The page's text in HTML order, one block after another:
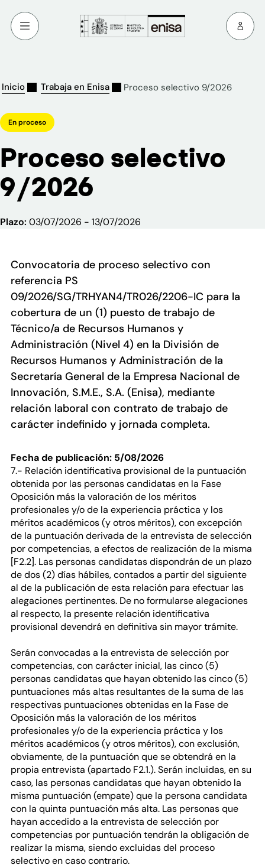
Inicio Trabaja en Enisa Proceso selectivo 9/2026
En proceso
Proceso selectivo
9/2026
Plazo: 03/07/2026 - 13/07/2026
Convocatoria de proceso selectivo con
referencia PS
09/2026/SG/TRHYAN4/TR026/2206-IC para la
cobertura de un (1) puesto de trabajo de
Técnico/a de Recursos Humanos y
Administración (Nivel 4) en la División de
Recursos Humanos y Administración de la
Secretaría General de la Empresa Nacional de
Innovación, S.M.E., S.A. (Enisa), mediante
relación laboral con contrato de trabajo de
carácter indefinido y jornada completa.
Fecha de publicación: 5/08/2026
7.- Relación identificativa provisional de la puntuación
obtenida por las personas candidatas en la Fase
Oposición más la valoración de los méritos
profesionales y/o de la experiencia práctica y los
méritos académicos (y otros méritos), con excepción
de la puntuación derivada de la entrevista de selección
por competencias, a efectos de realización de la misma
[F2.2]. Las personas candidatas dispondrán de un plazo
de dos (2) días hábiles, contados a partir del siguiente
al de la publicación de esta relación para efectuar las
alegaciones pertinentes. De no formularse alegaciones
al respecto, la presente relación identificativa
provisional devendrá en definitiva sin mayor trámite.
Serán convocadas a la entrevista de selección por
competencias, con carácter inicial, las cinco (5)
personas candidatas que hayan obtenido las cinco (5)
puntuaciones más altas resultantes de la suma de las
respectivas puntuaciones obtenidas en la Fase de
Oposición más la valoración de los méritos
profesionales y/o de la experiencia práctica y los
méritos académicos (y otros méritos), con exclusión,
obviamente, de la puntuación que se obtendrá en la
propia entrevista (apartado F2.1.). Serán incluidas, en su
caso, las personas candidatas que hayan obtenido la
misma puntuación (empate) que la persona candidata
con la quinta puntuación más alta. Las personas que
hayan accedido a la entrevista de selección por
competencias por puntuación tendrán la obligación de
realizar la misma, siendo excluidas del proceso
selectivo en caso contrario.